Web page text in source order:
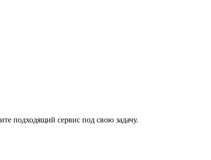
подходящий сервис под свою задачу.